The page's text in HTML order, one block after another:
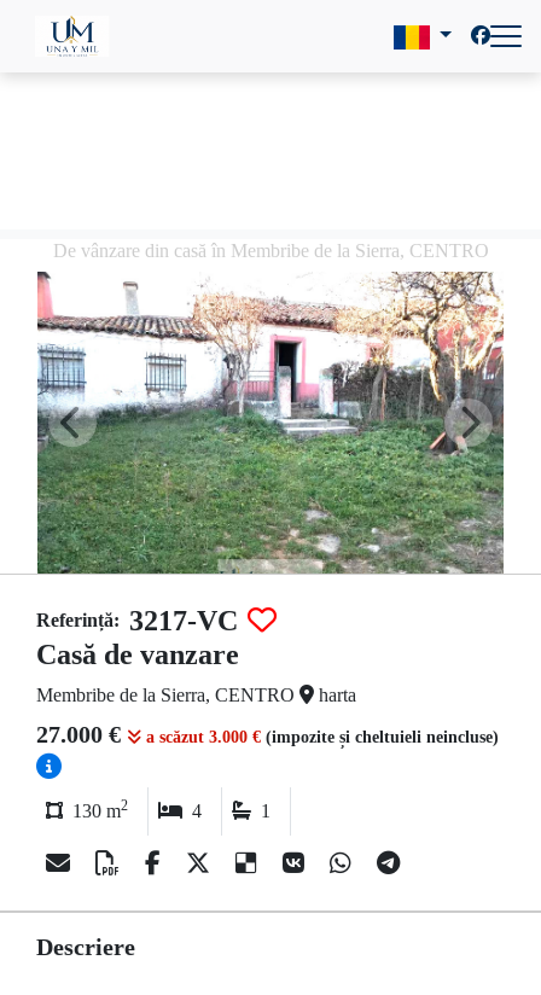
De vânzare din casă în Membribe de la Sierra, CENTRO
Referință: 3217-VC
Casă de vanzare
Membribe de la Sierra, CENTRO harta
27.000 € a scăzut 3.000 € (impozite și cheltuieli neincluse)
130 m2 4 1
Descriere